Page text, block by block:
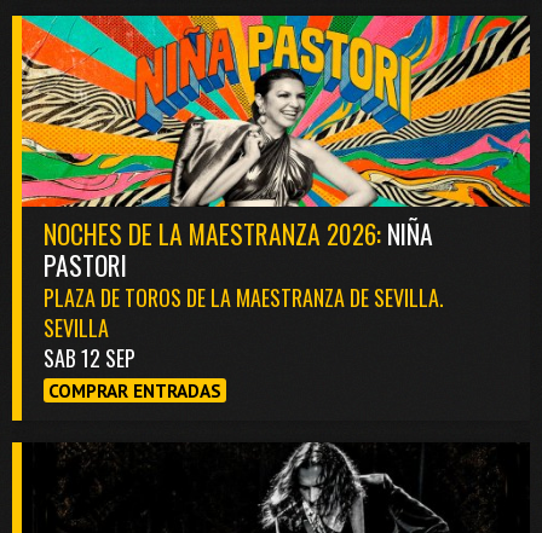
NOCHES DE LA MAESTRANZA 2026:NIÑA
PASTORI
PLAZA DE TOROS DE LA MAESTRANZA DE SEVILLA.
SEVILLA
SAB 12 SEP
COMPRAR ENTRADAS